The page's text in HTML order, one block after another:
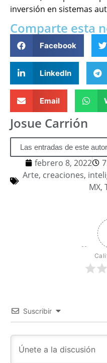
inversión en sistemas
Comparte esta
Facebook
LinkedIn
Email
Josue Carrión
Las entradas de este autor
febrero 8, 2022
Arte, creaciones,
MX,
Suscribir